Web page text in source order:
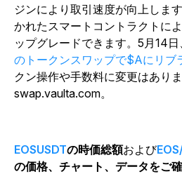
ジンにより取引速度が向上しま
かれたスマートコントラクトに
ップグレードできます。5月14日
のトークンスワップで$Aにリブ
クン操作や手数料に変更はありま
swap.vaulta.com。
EOSUSDTの時価総額および
の価格、チャート、データをご